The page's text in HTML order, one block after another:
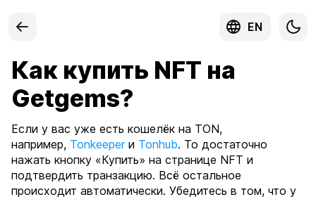
EN
Как купить NFT на
Getgems?
Если у вас уже есть кошелёк на TON,
например, Tonkeeperи Tonhub. То достаточно
нажать кнопку «Купить» на странице NFT и
подтвердить транзакцию. Всё остальное
происходит автоматически. Убедитесь в том, что у